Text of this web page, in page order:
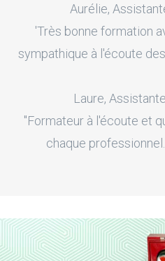
Aurélie,
'Très bonne formation
sympathique à l'écoute
Laure,
"Formateur à l'écoute et
chaque